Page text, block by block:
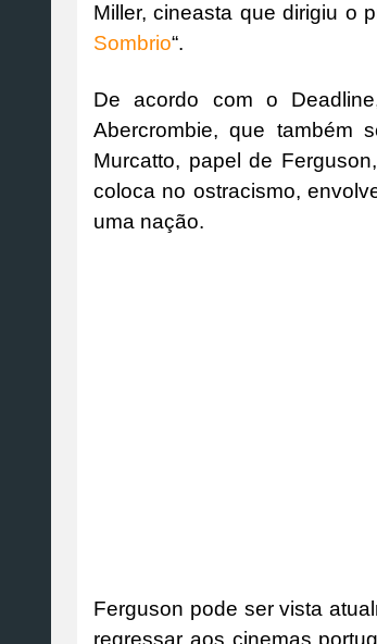
Miller, cineasta que dirigiu o
Sombrio“.
De acordo com o
Abercrombie, que também
Murcatto, papel de
coloca no ostracismo,
uma nação.
Ferguson pode ser vista
regressar aos cinemas